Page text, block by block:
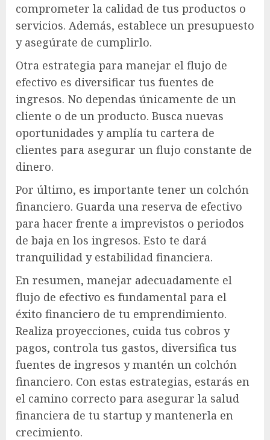
comprometer la calidad de tus productos o
servicios. Además, establece un presupuesto
y asegúrate de cumplirlo.
Otra estrategia para manejar el flujo de
efectivo es diversificar tus fuentes de
ingresos. No dependas únicamente de un
cliente o de un producto. Busca nuevas
oportunidades y amplía tu cartera de
clientes para asegurar un flujo constante de
dinero.
Por último, es importante tener un colchón
financiero. Guarda una reserva de efectivo
para hacer frente a imprevistos o periodos
de baja en los ingresos. Esto te dará
tranquilidad y estabilidad financiera.
En resumen, manejar adecuadamente el
flujo de efectivo es fundamental para el
éxito financiero de tu emprendimiento.
Realiza proyecciones, cuida tus cobros y
pagos, controla tus gastos, diversifica tus
fuentes de ingresos y mantén un colchón
financiero. Con estas estrategias, estarás en
el camino correcto para asegurar la salud
financiera de tu startup y mantenerla en
crecimiento.